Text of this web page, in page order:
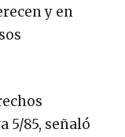
y en
5/85, señaló